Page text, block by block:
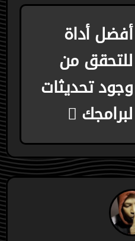
أفضل أداة
للتحقق من
وجود تحديثات
لبرامجك